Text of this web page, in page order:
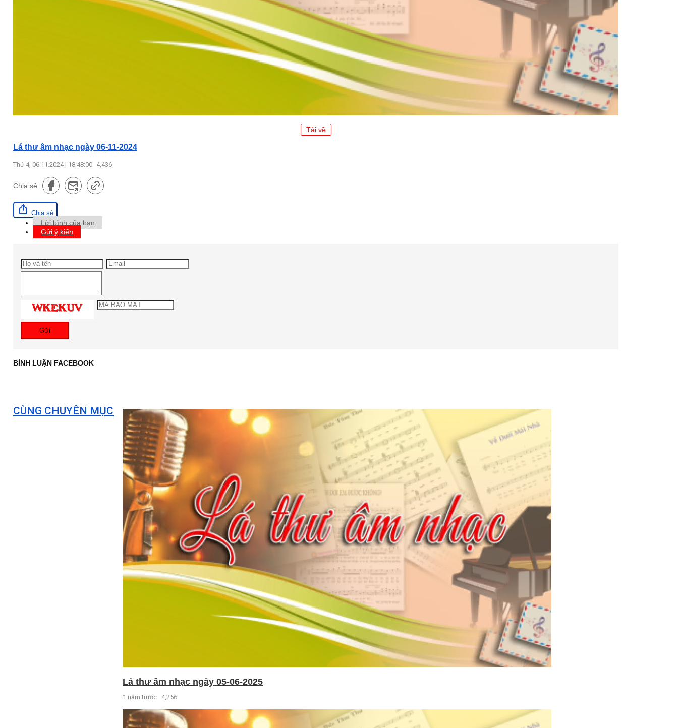
Tải về
Lá thư âm nhạc ngày 06-11-2024
Thứ 4, 06.11.2024 | 18:48:00 4,436
Chia sẻ
Chia sẻ
Lời bình của bạn
Gửi ý kiến
Gửi
BÌNH LUẬN FACEBOOK
CÙNG CHUYÊN MỤC
Lá thư âm nhạc ngày 05-06-2025
1 năm trước 4,256